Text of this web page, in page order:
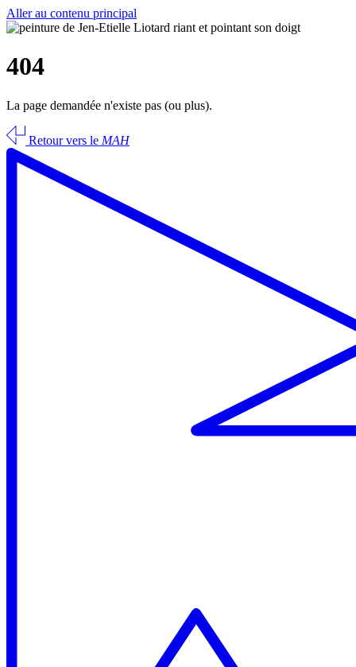
Aller au contenu principal
404
La page demandée n'existe pas (ou plus).
Retour vers le MAH